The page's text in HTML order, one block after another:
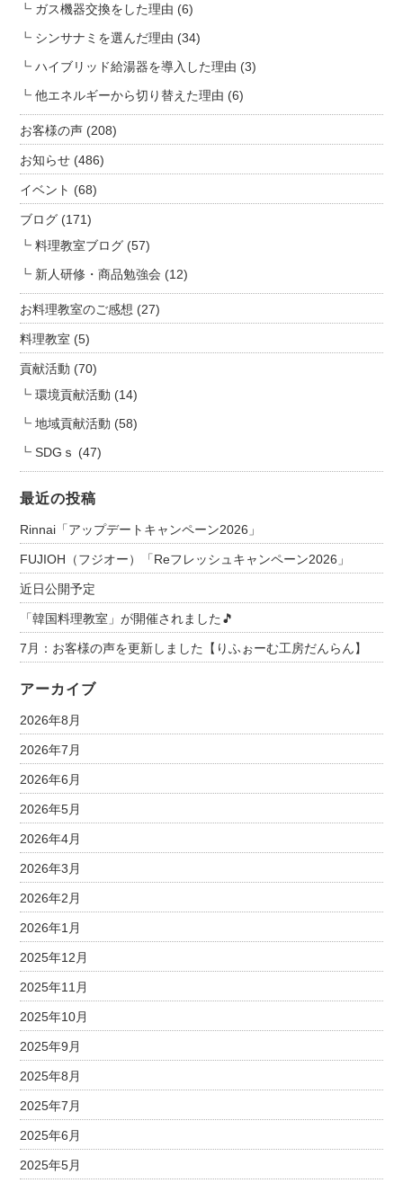
ガス機器交換をした理由 (6)
シンサナミを選んだ理由 (34)
ハイブリッド給湯器を導入した理由 (3)
他エネルギーから切り替えた理由 (6)
お客様の声 (208)
お知らせ (486)
イベント (68)
ブログ (171)
料理教室ブログ (57)
新人研修・商品勉強会 (12)
お料理教室のご感想 (27)
料理教室 (5)
貢献活動 (70)
環境貢献活動 (14)
地域貢献活動 (58)
SDGｓ (47)
最近の投稿
Rinnai「アップデートキャンペーン2026」
FUJIOH（フジオー）「Reフレッシュキャンペーン2026」
近日公開予定
「韓国料理教室」が開催されました🎵
7月：お客様の声を更新しました【りふぉーむ工房だんらん】
アーカイブ
2026年8月
2026年7月
2026年6月
2026年5月
2026年4月
2026年3月
2026年2月
2026年1月
2025年12月
2025年11月
2025年10月
2025年9月
2025年8月
2025年7月
2025年6月
2025年5月